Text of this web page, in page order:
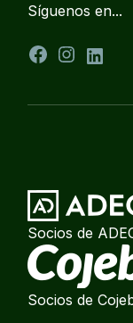
Síguenos en...
Facebook
Socios de
Socios de